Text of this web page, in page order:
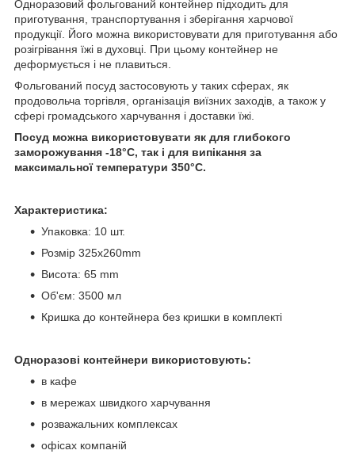
Одноразовий фольгований контейнер підходить для
приготування, транспортування і зберігання харчової
продукції. Його можна використовувати для приготування або
розігрівання їжі в духовці. При цьому контейнер не
деформується і не плавиться.
Фольгований посуд застосовують у таких сферах, як
продовольча торгівля, організація виїзних заходів, а також у
сфері громадського харчування і доставки їжі.
Посуд можна використовувати як для глибокого
заморожування -18°С, так і для випікання за
максимальної температури 350°С.
Характеристика:
Упаковка: 10 шт.
Розмір 325х260mm
Висота: 65 mm
Об'єм: 3500 мл
Кришка до контейнера без кришки в комплекті
Одноразові контейнери використовують:
в кафе
в мережах швидкого харчування
розважальних комплексах
офісах компаній